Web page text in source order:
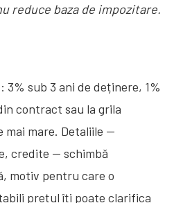
reduce baza de impozitare.
3% sub 3 ani de deținere, 1%
contract sau la grila
mai mare. Detaliile —
credite — schimbă
motiv pentru care o
prețul îți poate clarifica